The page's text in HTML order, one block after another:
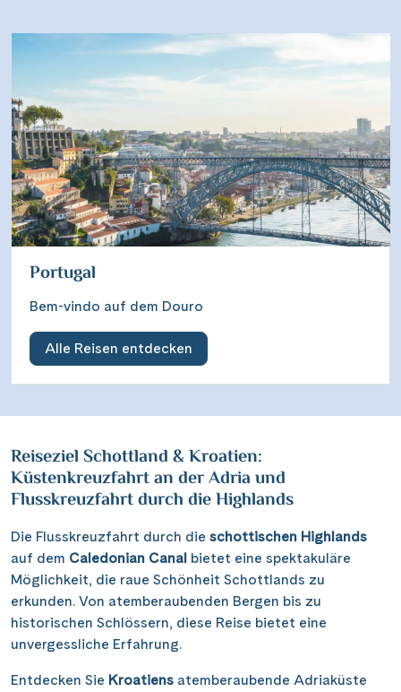
Portugal
Bem-vindo auf dem Douro
Alle Reisen entdecken
Reiseziel Schottland & Kroatien:
Küstenkreuzfahrt an der Adria und
Flusskreuzfahrt durch die Highlands
Die Flusskreuzfahrt durch die schottischen Highlands
auf dem Caledonian Canal bietet eine spektakuläre
Möglichkeit, die raue Schönheit Schottlands zu
erkunden. Von atemberaubenden Bergen bis zu
historischen Schlössern, diese Reise bietet eine
unvergessliche Erfahrung.
Entdecken Sie Kroatiens atemberaubende Adriaküste